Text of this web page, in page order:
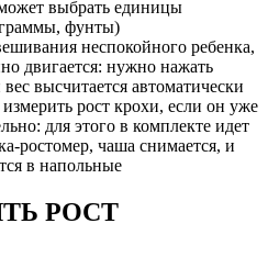
выбрать единицы
фунты)
неспокойного ребенка,
двигается: нужно нажать
высчитается автоматически
рост крохи, если он уже
для этого в комплекте идет
ростомер, чаша снимается, и
в напольные
РОСТ